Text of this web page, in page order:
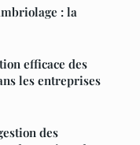
: la
efficace des
les entreprises
des